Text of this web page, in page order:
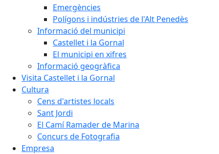
Emergències
Polígons i indústries de l'Alt Penedès
Informació del municipi
Castellet i la Gornal
El municipi en xifres
Informació geogràfica
Visita Castellet i la Gornal
Cultura
Cens d'artistes locals
Sant Jordi
El Camí Ramader de Marina
Concurs de Fotografia
Empresa